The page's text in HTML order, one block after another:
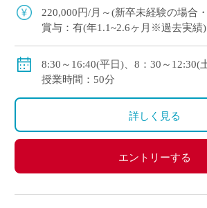
多数！ 長期休暇もしっかりとれて
220,000円/月～(新卒未経験の場合
賞与：有(年1.1~2.6ヶ月※過去実績)
手当：扶養・住居・通勤・部活・
40歳：396,600円/月
50歳：491,000円/月
8:30～16:40(平日)、8：30～12:30(
授業時間：50分
詳しく見る
エントリーする